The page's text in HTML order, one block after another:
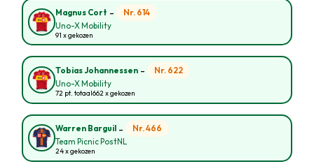
Magnus Cort - Nr. 614
Uno-X Mobility
91 x gekozen
Tobias Johannessen - Nr. 622
Uno-X Mobility
72 pt. totaal662 x gekozen
Warren Barguil - Nr. 466
Team Picnic PostNL
24 x gekozen